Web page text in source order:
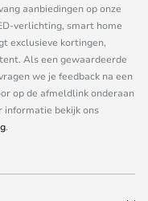
aanbiedingen op onze
verlichting, smart home
exclusieve kortingen,
Als een gewaardeerde
we je feedback na een
op de afmeldlink onderaan
informatie bekijk ons
.